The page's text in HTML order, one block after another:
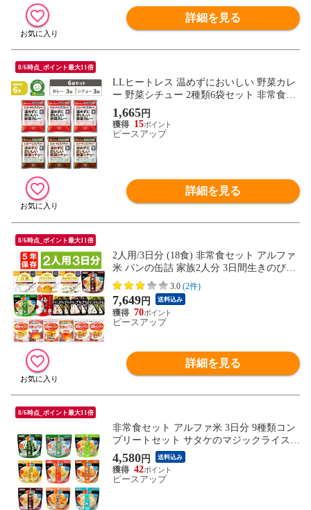
詳細を見る
8/6時点_ポイント最大11倍
LLヒートレス 温めずにおいしい 野菜カレ
ー 野菜シチュー 2種類6袋セット 非常食セ
ット レトルトカレー レトルトシチュー ブ
ラウンシチュー 非常食 6年保存 長期保存
備蓄品 常温保存 ハウス メール便1セット
1,665円
15
ピースアップ
詳細を見る
8/6時点_ポイント最大11倍
2人用/3日分 (18食) 非常食セット アルファ
米 パンの缶詰 家族2人分 3日間生きのびる
防災食 防災 食品 尾西 携帯おにぎり サタ
ケ 安心米 保存食セット 防災セット 防災グ
ッズ 災害備蓄用パン 生命のパン 防災用
3.0 (2件)
7,649円 送料込み
70
ピースアップ
詳細を見る
8/6時点_ポイント最大11倍
非常食セット アルファ米 3日分 9種類コン
プリートセット サタケのマジックライス 9
食分 5年保存(アルファー米 非常食セット
保存食セット 防災食セット 防災グッズ 防
災セット 備蓄品 長期保存食 帰宅困難者対
4,580円 送料込み
42
ピースアップ